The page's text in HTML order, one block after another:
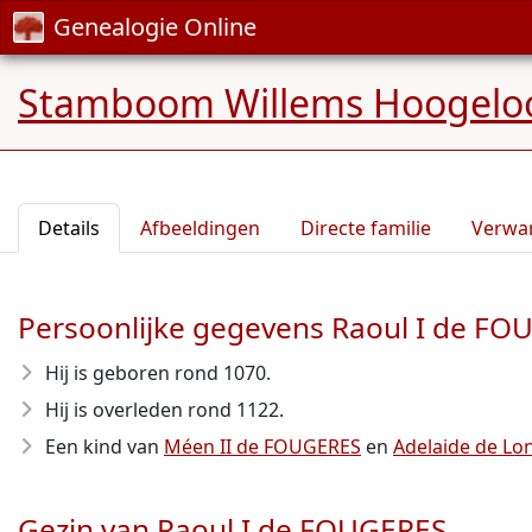
Genealogie Online
Stamboom Willems
Details Afbeeldingen Directe familie
Persoonlijke gegevens Raoul I de
Hij is geboren rond 1070.
Hij is overleden rond 1122.
Een kind van Méen II de FOUGERES en Adelaide de